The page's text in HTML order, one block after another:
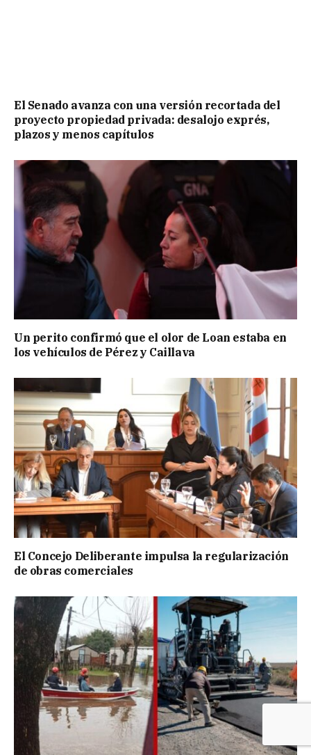
El Senado avanza con una versión recortada del
proyecto propiedad privada: desalojo exprés,
plazos y menos capítulos
Un perito confirmó que el olor de Loan estaba en
los vehículos de Pérez y Caillava
El Concejo Deliberante impulsa la regularización
de obras comerciales